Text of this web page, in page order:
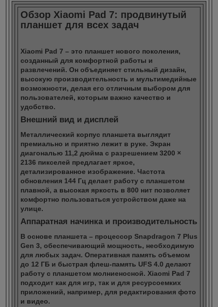
Обзор Xiaomi Pad 7: продвинутый
планшет для всех задач
Xiaomi Pad 7 – это планшет нового поколения,
созданный для комфортной работы и
развлечений. Он объединяет стильный дизайн,
высокую производительность и мультимедийные
возможности, делая его отличным выбором для
пользователей, которым важно качество и
удобство.
Внешний вид и дисплей
Металлический корпус планшета выглядит
премиально и приятно лежит в руке. Экран
диагональю 11,2 дюйма с разрешением 3200 ×
2136 пикселей предлагает яркое,
детализированное изображение. Частота
обновления 144 Гц делает работу с планшетом
плавной, а высокая яркость в 800 нит позволяет
комфортно пользоваться устройством даже на
улице.
Аппаратная начинка и производительность
В основе планшета – процессор Snapdragon 7 Plus
Gen 3, обеспечивающий мощность, необходимую
для любых задач. Оперативная память объемом
до 12 ГБ и быстрая флеш-память UFS 4.0 делают
работу с планшетом молниеносной. Xiaomi Pad 7
подходит как для игр, так и для ресурсоемких
приложений, например, для редактирования фото
и видео.